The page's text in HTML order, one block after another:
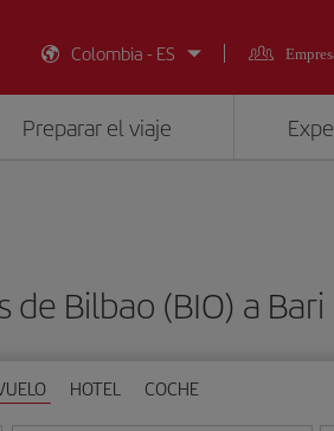
Colombia - ES
Preparar el viaje
Bilbao (BIO) a Bari
HOTEL COCHE